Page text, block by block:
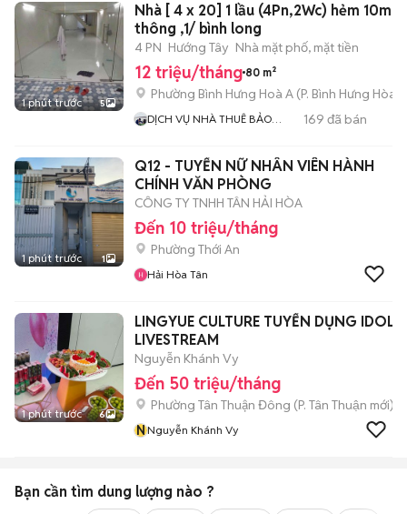
1 phút trước 5
Nhà [ 4 x 20] 1 lầu (4Pn,2Wc) hẻm 10m
thông ,1/ bình long
4 PN Hướng Tây Nhà mặt phố, mặt tiền
12 triệu/tháng 80 m²
Phường Bình Hưng Hoà A (P. Bình Hưng Hòa
DỊCH VỤ NHÀ THUÊ BẢO
169 đã bán
1 phút trước 1
Q12 - TUYỂN NỮ NHÂN VIÊN HÀNH
CHÍNH VĂN PHÒNG
CÔNG TY TNHH TÂN HẢI HÒA
Đến 10 triệu/tháng
Phường Thới An
Hải Hòa Tân
1 phút trước 6
LINGYUE CULTURE TUYỂN DỤNG IDOL
LIVESTREAM
Nguyễn Khánh Vy
Đến 50 triệu/tháng
Phường Tân Thuận Đông (P. Tân Thuận mới)
NNguyễn Khánh Vy
Bạn cần tìm dung lượng nào ?